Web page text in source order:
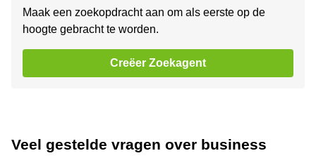
Maak een zoekopdracht aan om als eerste op de
hoogte gebracht te worden.
Creëer Zoekagent
Veel gestelde vragen over business